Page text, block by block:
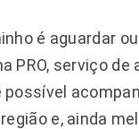
é aguardar
PRO, serviço
e, ainda